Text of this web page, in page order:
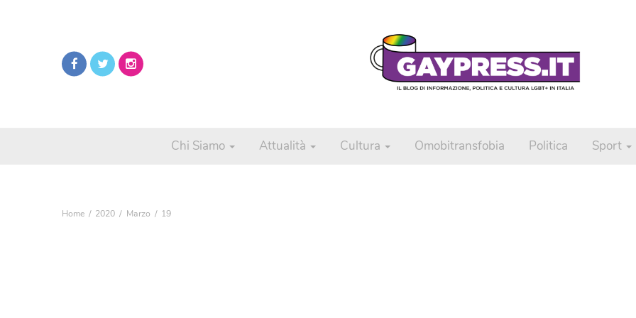
Chi Siamo Attualità Cultura Omobitransfobia Politica Sport
Home 2020 Marzo 19